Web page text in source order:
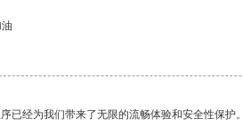
已经为我们带来了无限的流畅体验和安全性保护